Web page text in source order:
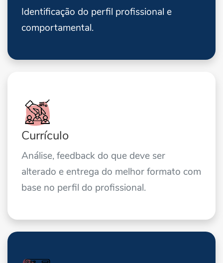
Identificação do perfil profissional e
comportamental.
Currículo
Análise, feedback do que deve ser
alterado e entrega do melhor formato com
base no perfil do profissional.